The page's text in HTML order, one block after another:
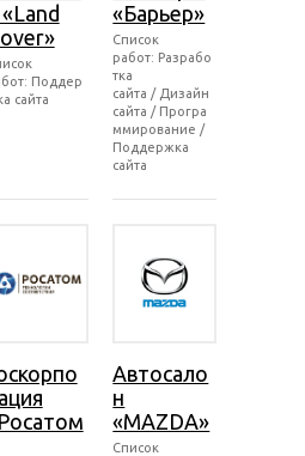
Поддер
сайта
«Барьер»
Список
работ: Разрабо
тка
сайта / Дизайн
сайта / Програ
ммирование /
Поддержка
сайта
Автосало
н
«MAZDA»
Список